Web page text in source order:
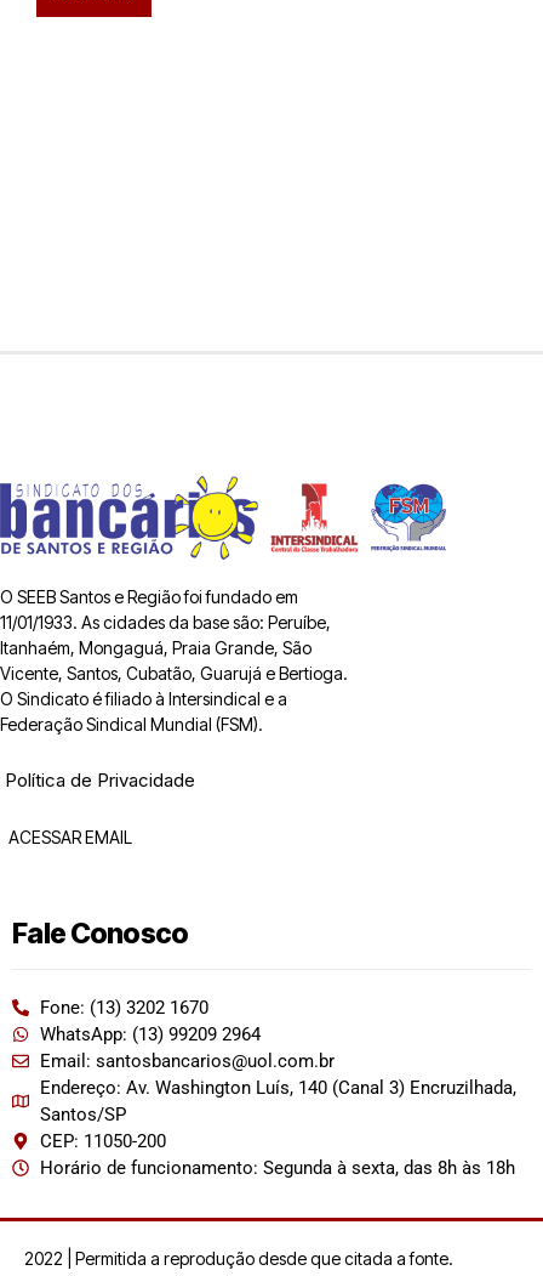
O SEEB Santos e Região foi fundado em
11/01/1933. As cidades da base são: Peruíbe,
Itanhaém, Mongaguá, Praia Grande, São
Vicente, Santos, Cubatão, Guarujá e Bertioga.
O Sindicato é filiado à Intersindical e a
Federação Sindical Mundial (FSM).
Política de Privacidade
ACESSAR EMAIL
Fale Conosco
Fone: (13) 3202 1670
WhatsApp: (13) 99209 2964
Email: santosbancarios@uol.com.br
Endereço: Av. Washington Luís, 140 (Canal 3) Encruzilhada,
Santos/SP
CEP: 11050-200
Horário de funcionamento: Segunda à sexta, das 8h às 18h
2022 | Permitida a reprodução desde que citada a fonte.